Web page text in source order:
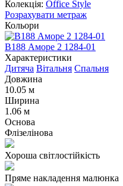
Колекція: Office Style
Розрахувати метраж
Кольори
B188 Аморе 2 1284-01
Характеристики
Дитяча Вітальня Спальня
Довжина
10.05 м
Ширина
1.06 м
Основа
Флізелінова
Хороша світлостійкість
Пряме накладення малюнка